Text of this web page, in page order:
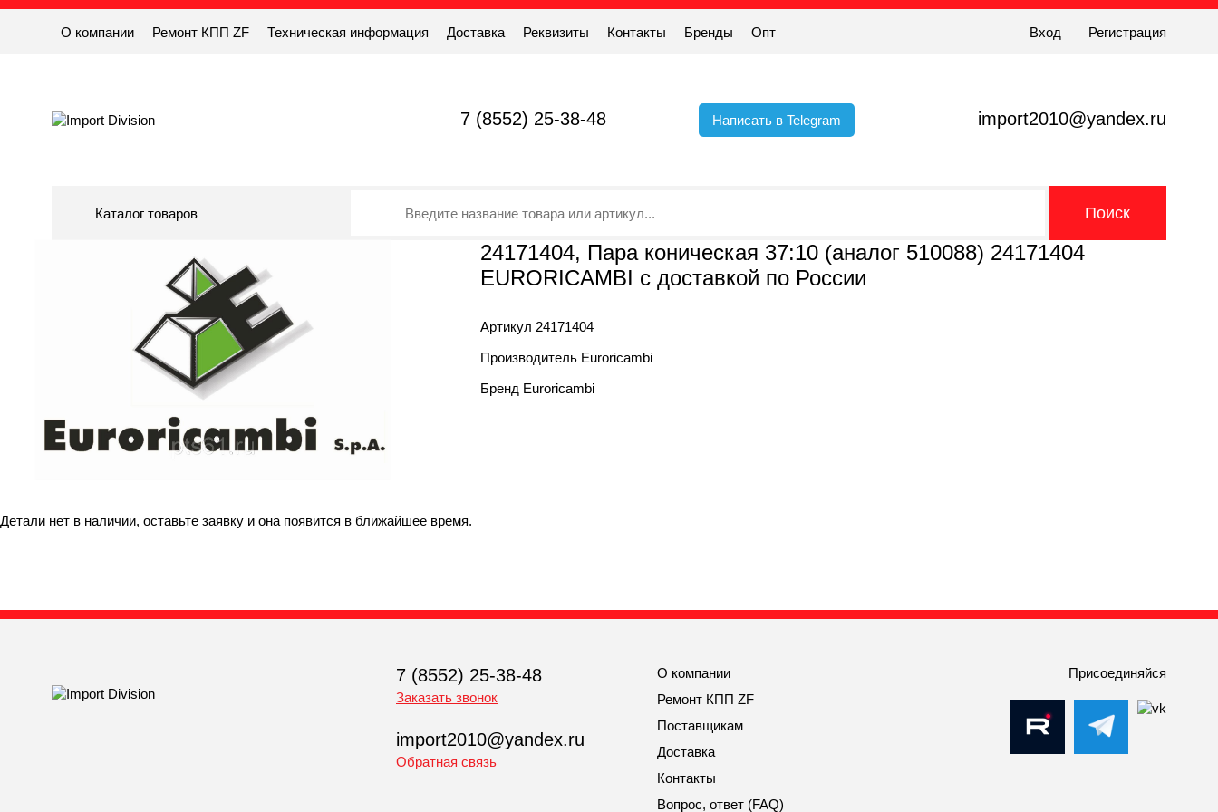
О компании Ремонт КПП ZF Техническая информация Доставка Реквизиты Контакты Бренды Опт Вход Регистрация
7 (8552) 25-38-48 Написать в Telegram import2010@yandex.ru
Каталог товаров
24171404, Пара коническая 37:10 (аналог 510088) 24171404
EURORICAMBI с доставкой по России
Артикул 24171404
Производитель Euroricambi
Бренд Euroricambi
Детали нет в наличии, оставьте заявку и она появится в ближайшее время.
7 (8552) 25-38-48
Заказать звонок
import2010@yandex.ru
Обратная связь
О компании
Ремонт КПП ZF
Поставщикам
Доставка
Контакты
Вопрос, ответ (FAQ)
Присоединяйся